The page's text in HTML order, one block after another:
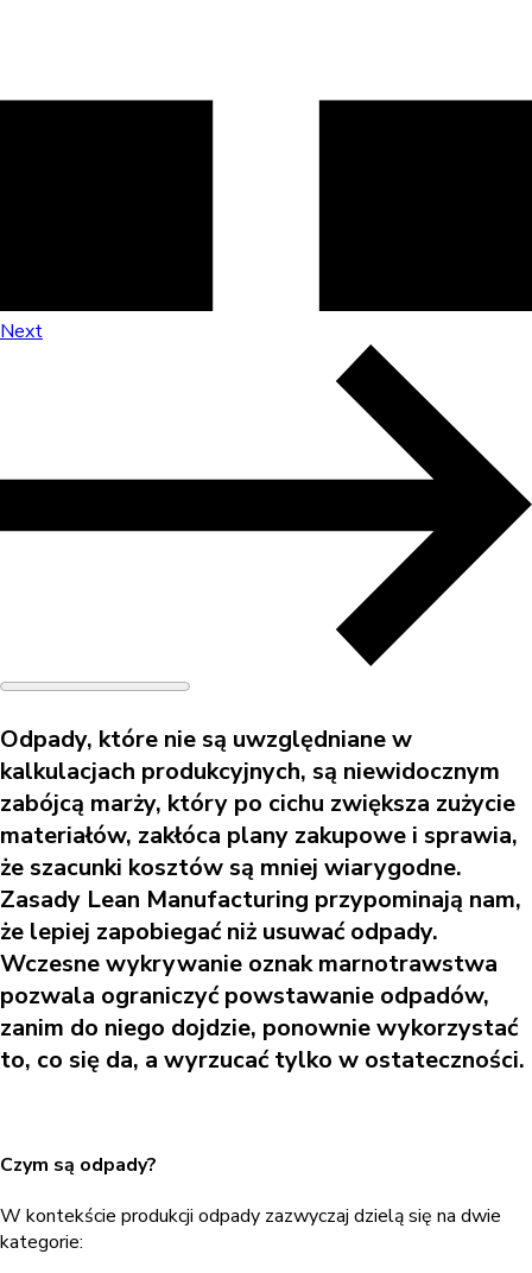
Next
Odpady, które nie są uwzględniane w
kalkulacjach produkcyjnych, są niewidocznym
zabójcą marży, który po cichu zwiększa zużycie
materiałów, zakłóca plany zakupowe i sprawia,
że szacunki kosztów są mniej wiarygodne.
Zasady Lean Manufacturing przypominają nam,
że lepiej zapobiegać niż usuwać odpady.
Wczesne wykrywanie oznak marnotrawstwa
pozwala ograniczyć powstawanie odpadów,
zanim do niego dojdzie, ponownie wykorzystać
to, co się da, a wyrzucać tylko w ostateczności.
Czym są odpady?
W kontekście produkcji odpady zazwyczaj dzielą się na dwie
kategorie: